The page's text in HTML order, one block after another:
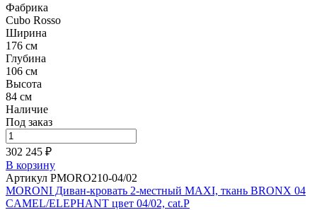
Фабрика
Cubo Rosso
Ширина
176 см
Глубина
106 см
Высота
84 см
Наличие
Под заказ
302 245 ₽
В корзину
Артикул PMORO210-04/02
MORONI Диван-кровать 2-местный MAXI, ткань BRONX 04
CAMEL/ELEPHANT цвет 04/02, cat.P